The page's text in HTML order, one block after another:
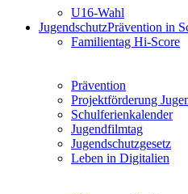
U16-Wahl
JugendschutzPrävention in
Familientag Hi-Score
Prävention
Projektförderung
Schulferienkalender
Jugendfilmtag
Jugendschutzgesetz
Leben in Digitalien